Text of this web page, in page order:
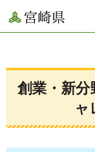
宮崎県
創業・新分
ャ